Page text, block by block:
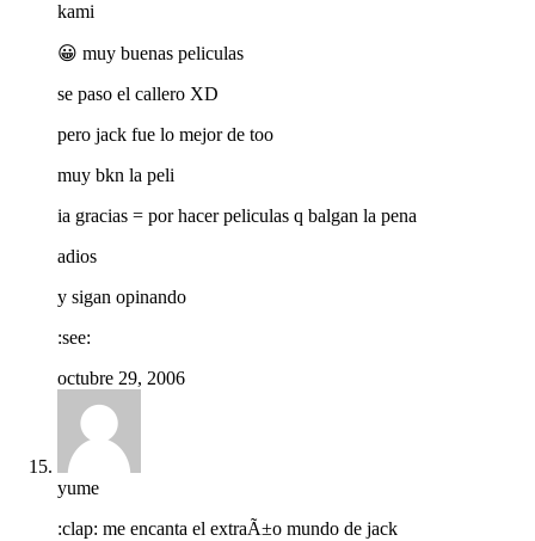
kami
😀 muy buenas peliculas
se paso el callero XD
pero jack fue lo mejor de too
muy bkn la peli
ia gracias = por hacer peliculas q balgan la pena
adios
y sigan opinando
:see:
octubre 29, 2006
yume
:clap: me encanta el extraÃ±o mundo de jack